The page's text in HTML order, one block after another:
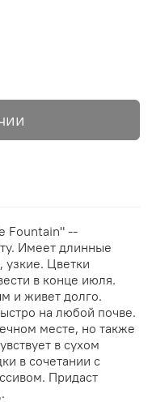
Fountain" --
Имеет длинные
узкие. Цветки
в конце июля.
и живет долго.
на любой почве.
месте, но также
в сухом
в сочетании с
Придаст